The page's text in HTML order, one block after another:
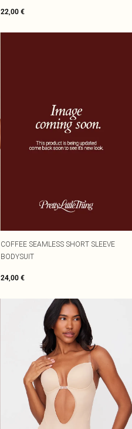
22,00 €
COFFEE SEAMLESS SHORT SLEEVE
BODYSUIT
24,00 €